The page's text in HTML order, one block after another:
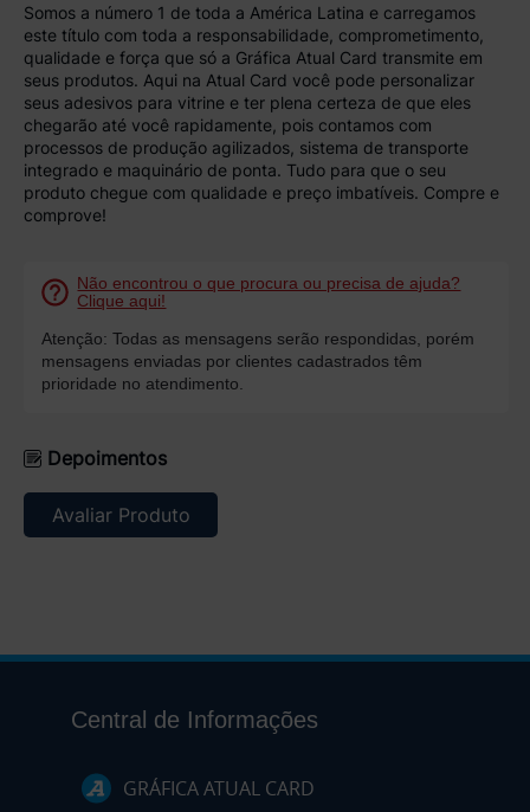
Somos a número 1 de toda a América Latina e carregamos
este título com toda a responsabilidade, comprometimento,
qualidade e força que só a Gráfica Atual Card transmite em
seus produtos. Aqui na Atual Card você pode personalizar
seus adesivos para vitrine e ter plena certeza de que eles
chegarão até você rapidamente, pois contamos com
processos de produção agilizados, sistema de transporte
integrado e maquinário de ponta. Tudo para que o seu
produto chegue com qualidade e preço imbatíveis. Compre e
comprove!
Não encontrou o que procura ou precisa de ajuda?
Clique aqui!
Atenção: Todas as mensagens serão respondidas, porém
mensagens enviadas por clientes cadastrados têm
prioridade no atendimento.
Depoimentos
Avaliar Produto
Central de Informações
GRÁFICA ATUAL CARD